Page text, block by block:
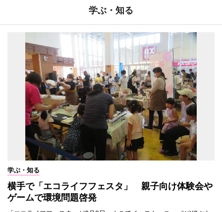
学ぶ・知る
学ぶ・知る
横手で「エコライフフェスタ」 親子向け体験会や
ゲームで環境問題啓発